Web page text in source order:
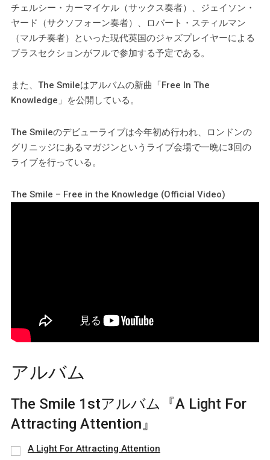
チェルシー・カーマイケル（サックス奏者）、ジェイソン・
ヤード（サクソフォーン奏者）、ロバート・スティルマン
（マルチ奏者）といった現代英国のジャズプレイヤーによる
ブラスセクションがフルで参加する予定である。
また、The Smileはアルバムの新曲「Free In The
Knowledge」を公開している。
The Smileのデビューライブは今年初め行われ、ロンドンの
グリニッジにあるマガジンというライブ会場で一晩に3回の
ライブを行っている。
The Smile – Free in the Knowledge (Official Video)
アルバム
The Smile 1stアルバム『A Light For
Attracting Attention』
A Light For Attracting Attention